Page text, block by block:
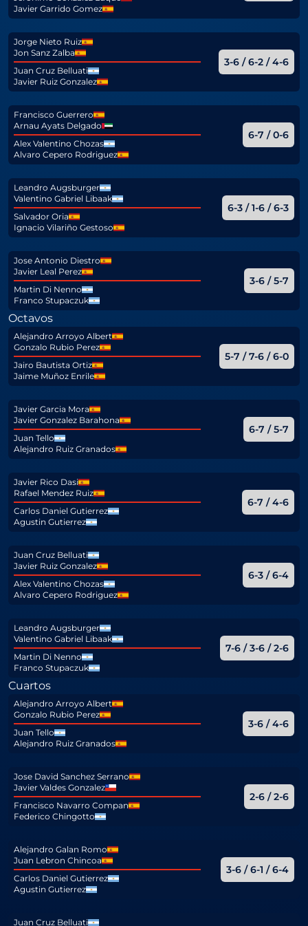
Javier Garrido Gomez
Jorge Nieto Ruiz
Jon Sanz Zalba
Juan Cruz Belluati
Javier Ruiz Gonzalez
3-6 / 6-2 / 4-6
Francisco Guerrero
Arnau Ayats Delgado
Alex Valentino Chozas
Alvaro Cepero Rodriguez
6-7 / 0-6
Leandro Augsburger
Valentino Gabriel Libaak
Salvador Oria
Ignacio Vilariño Gestoso
6-3 / 1-6 / 6-3
Jose Antonio Diestro
Javier Leal Perez
Martin Di Nenno
Franco Stupaczuk
3-6 / 5-7
Octavos
Alejandro Arroyo Albert
Gonzalo Rubio Perez
Jairo Bautista Ortiz
Jaime Muñoz Enrile
5-7 / 7-6 / 6-0
Javier Garcia Mora
Javier Gonzalez Barahona
Juan Tello
Alejandro Ruiz Granados
6-7 / 5-7
Javier Rico Dasi
Rafael Mendez Ruiz
Carlos Daniel Gutierrez
Agustin Gutierrez
6-7 / 4-6
Juan Cruz Belluati
Javier Ruiz Gonzalez
Alex Valentino Chozas
Alvaro Cepero Rodriguez
6-3 / 6-4
Leandro Augsburger
Valentino Gabriel Libaak
Martin Di Nenno
Franco Stupaczuk
7-6 / 3-6 / 2-6
Cuartos
Alejandro Arroyo Albert
Gonzalo Rubio Perez
Juan Tello
Alejandro Ruiz Granados
3-6 / 4-6
Jose David Sanchez Serrano
Javier Valdes Gonzalez
Francisco Navarro Compan
Federico Chingotto
2-6 / 2-6
Alejandro Galan Romo
Juan Lebron Chincoa
Carlos Daniel Gutierrez
Agustin Gutierrez
3-6 / 6-1 / 6-4
Juan Cruz Belluati